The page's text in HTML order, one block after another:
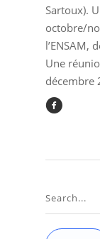
Sartoux).
octobre/
l’ENSAM,
Une
décembre